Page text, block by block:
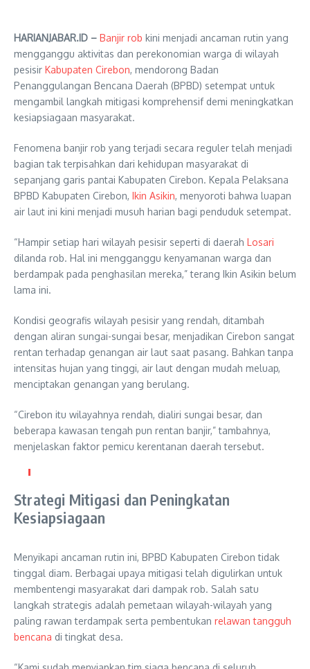
HARIANJABAR.ID – Banjir rob kini menjadi ancaman rutin yang
mengganggu aktivitas dan perekonomian warga di wilayah
pesisir Kabupaten Cirebon, mendorong Badan
Penanggulangan Bencana Daerah (BPBD) setempat untuk
mengambil langkah mitigasi komprehensif demi meningkatkan
kesiapsiagaan masyarakat.
Fenomena banjir rob yang terjadi secara reguler telah menjadi
bagian tak terpisahkan dari kehidupan masyarakat di
sepanjang garis pantai Kabupaten Cirebon. Kepala Pelaksana
BPBD Kabupaten Cirebon, Ikin Asikin, menyoroti bahwa luapan
air laut ini kini menjadi musuh harian bagi penduduk setempat.
“Hampir setiap hari wilayah pesisir seperti di daerah Losari
dilanda rob. Hal ini mengganggu kenyamanan warga dan
berdampak pada penghasilan mereka,” terang Ikin Asikin belum
lama ini.
Kondisi geografis wilayah pesisir yang rendah, ditambah
dengan aliran sungai-sungai besar, menjadikan Cirebon sangat
rentan terhadap genangan air laut saat pasang. Bahkan tanpa
intensitas hujan yang tinggi, air laut dengan mudah meluap,
menciptakan genangan yang berulang.
“Cirebon itu wilayahnya rendah, dialiri sungai besar, dan
beberapa kawasan tengah pun rentan banjir,” tambahnya,
menjelaskan faktor pemicu kerentanan daerah tersebut.
Strategi Mitigasi dan Peningkatan
Kesiapsiagaan
Menyikapi ancaman rutin ini, BPBD Kabupaten Cirebon tidak
tinggal diam. Berbagai upaya mitigasi telah digulirkan untuk
membentengi masyarakat dari dampak rob. Salah satu
langkah strategis adalah pemetaan wilayah-wilayah yang
paling rawan terdampak serta pembentukan relawan tangguh
bencana di tingkat desa.